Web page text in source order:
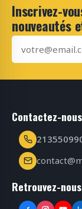
Inscrivez-
nouveautés
Contactez-nous
Retrouvez-